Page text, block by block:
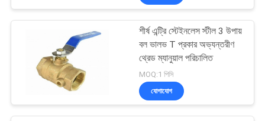
শীর্ষ এন্ট্রি স্টেইনলেস স্টীল 3 উপায়
বল ভালভ T প্রকার অভ্যন্তরীণ
থ্রেড ম্যানুয়াল পরিচালিত
MOQ:1 পিসি
যোগাযোগ